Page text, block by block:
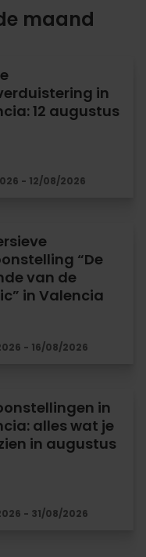
maand
in
12 augustus
- 12/08/2026
“De
van de
in Valencia
- 16/08/2026
in
alles wat je
in augustus
- 31/08/2026